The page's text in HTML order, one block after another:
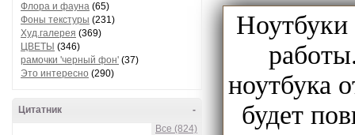
Флора и фауна (65)
Фоны текстуры (231)
Худ.галерея (369)
ЦВЕТЫ (346)
рамочки 'черный фон' (37)
Это интересно (290)
-
Цитатник
Все (824)
Ноутбуки
ноутбука
будет